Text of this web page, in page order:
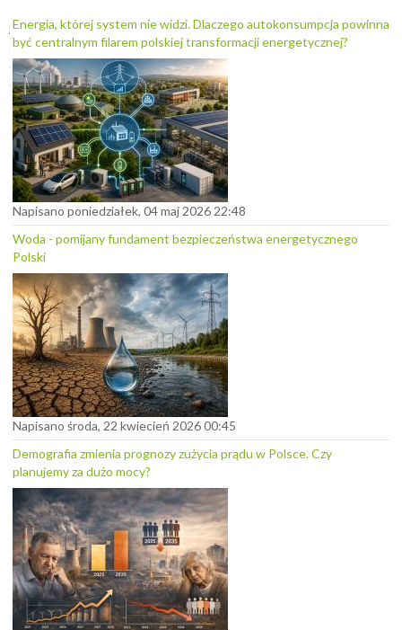
j
.
.
.
Energia, której system nie widzi. Dlaczego autokonsumpcja powinna
być centralnym filarem polskiej transformacji energetycznej?
Napisano poniedziałek, 04 maj 2026 22:48
Woda - pomijany fundament bezpieczeństwa energetycznego
Polski
Napisano środa, 22 kwiecień 2026 00:45
Demografia zmienia prognozy zużycia prądu w Polsce. Czy
planujemy za dużo mocy?